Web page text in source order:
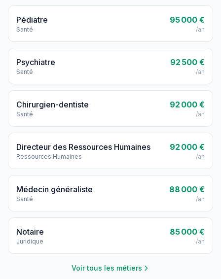
Pédiatre
Santé
95 000 €
/an
Psychiatre
Santé
92 500 €
/an
Chirurgien-dentiste
Santé
92 000 €
/an
Directeur des Ressources Humaines
Ressources Humaines
92 000 €
/an
Médecin généraliste
Santé
88 000 €
/an
Notaire
Juridique
85 000 €
/an
Voir tous les métiers